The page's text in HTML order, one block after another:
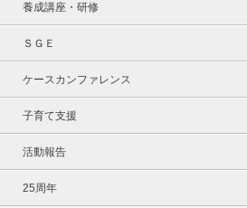
養成講座・研修
ＳＧＥ
ケースカンファレンス
子育て支援
活動報告
25周年